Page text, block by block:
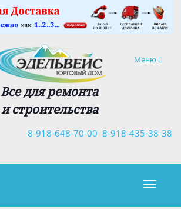
Навигация
Меню
Все для ремонта
и строительства
8-918-435-38-38
8-918-648-70-00
×